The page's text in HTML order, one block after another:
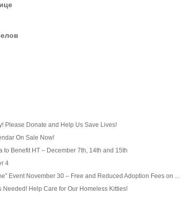
Please Donate and Help Us Save Lives!
On Sale Now!
to Benefit HT – December 7th, 14th and 15th
4
Event November 30 – Free and Reduced Adoption Fees on ...
Needed! Help Care for Our Homeless Kitties!